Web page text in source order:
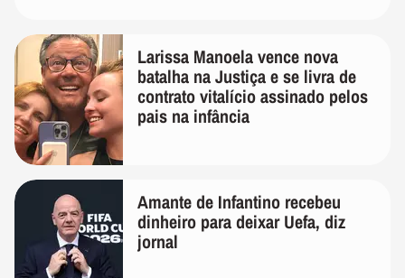
Larissa Manoela vence nova
batalha na Justiça e se livra de
contrato vitalício assinado pelos
pais na infância
Amante de Infantino recebeu
dinheiro para deixar Uefa, diz
jornal